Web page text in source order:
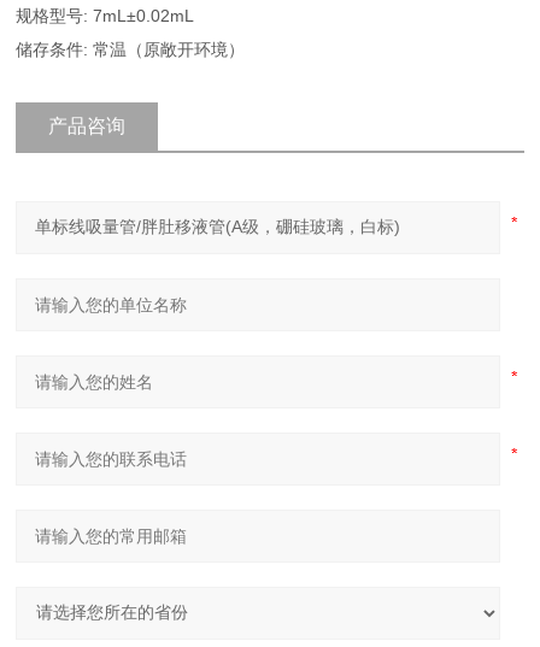
规格型号: 7mL±0.02mL
储存条件: 常温（原敞开环境）
产品咨询